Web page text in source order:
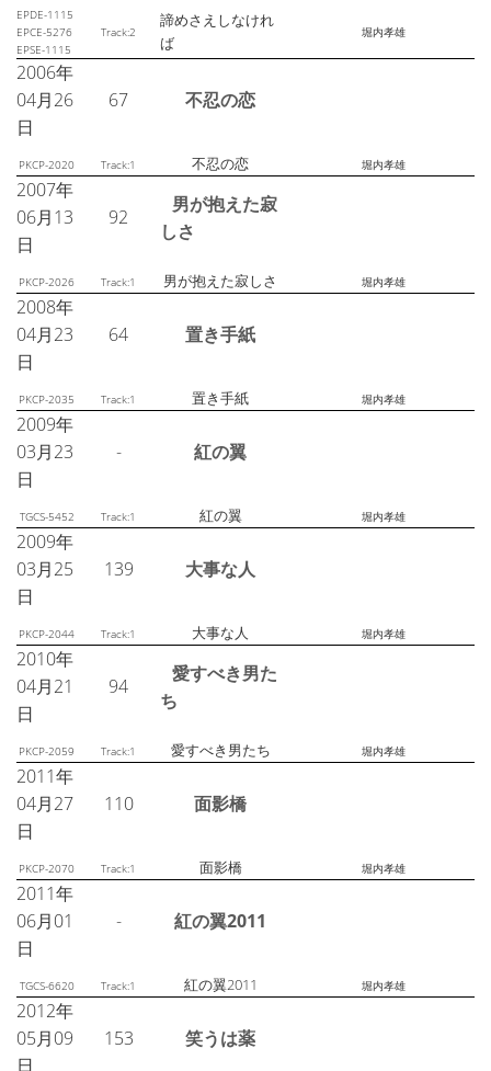
EPDE-1115
EPCE-5276
EPSE-1115
Track:2
諦めさえしなけれ
ば
堀内孝雄
2006年
04月26
日
67 不忍の恋
PKCP-2020 Track:1 不忍の恋 堀内孝雄
2007年
06月13
日
92
男が抱えた寂
しさ
PKCP-2026 Track:1 男が抱えた寂しさ 堀内孝雄
2008年
04月23
日
64 置き手紙
PKCP-2035 Track:1 置き手紙 堀内孝雄
2009年
03月23
日
- 紅の翼
TGCS-5452 Track:1 紅の翼 堀内孝雄
2009年
03月25
日
139 大事な人
PKCP-2044 Track:1 大事な人 堀内孝雄
2010年
04月21
日
94
愛すべき男た
ち
PKCP-2059 Track:1 愛すべき男たち 堀内孝雄
2011年
04月27
日
110 面影橋
PKCP-2070 Track:1 面影橋 堀内孝雄
2011年
06月01
日
- 紅の翼2011
TGCS-6620 Track:1 紅の翼2011 堀内孝雄
2012年
05月09
日
153 笑うは薬